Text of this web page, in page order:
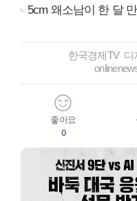
5cm 왜소남이 한 달
한국경제TV
좋아요
0